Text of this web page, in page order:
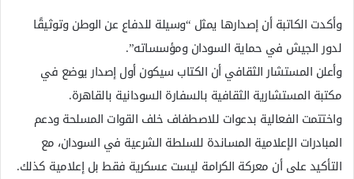
وأكدت الكاتبة أن إصدارها يمثل “وسيلة للدفاع عن الوطن وتوثيقًا
لدور الجيش في حماية السودان ومؤسساته”.
وأعلن المستشار الثقافي أن الكتاب سيكون أول إصدار يوضع في
مكتبة المستشارية الثقافية بالسفارة السودانية بالقاهرة.
واختتمت الفعالية بدعوات للاصطفاف خلف القوات المسلحة ودعم
المبادرات الإعلامية المساندة للسلطة الشرعية في السودان، مع
التأكيد على أن معركة الكرامة ليست عسكرية فقط بل إعلامية كذلك.